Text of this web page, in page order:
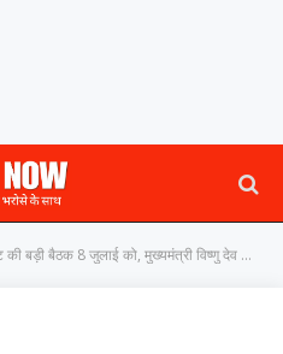
जुलाई को, मुख्यमंत्री विष्णु देव साय करेंगे अध्यक्षता; कई अहम फैसलों पर लगेगी मुहर